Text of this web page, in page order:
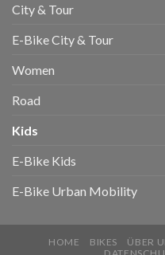
City & Tour
E-Bike City & Tour
Women
Road
Kids
E-Bike Kids
E-Bike Urban Mobility
HOME BIKES ÜBER